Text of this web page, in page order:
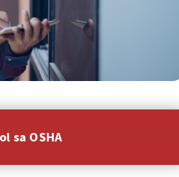
sa OSHA